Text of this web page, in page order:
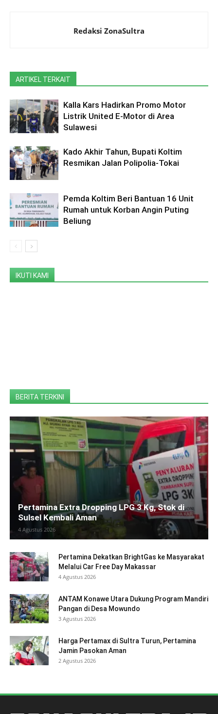
Redaksi ZonaSultra
ARTIKEL TERKAIT
Kalla Kars Hadirkan Promo Motor
Listrik United E-Motor di Area
Sulawesi
Kado Akhir Tahun, Bupati Koltim
Resmikan Jalan Polipolia-Tokai
Pemda Koltim Beri Bantuan 16 Unit
Rumah untuk Korban Angin Puting
Beliung
IKUTI KAMI
BERITA TERKINI
Pertamina Extra Dropping LPG 3 Kg, Stok di
Sulsel Kembali Aman
4 Agustus 2026
Pertamina Dekatkan BrightGas ke Masyarakat
Melalui Car Free Day Makassar
4 Agustus 2026
ANTAM Konawe Utara Dukung Program Mandiri
Pangan di Desa Mowundo
3 Agustus 2026
Harga Pertamax di Sultra Turun, Pertamina
Jamin Pasokan Aman
2 Agustus 2026